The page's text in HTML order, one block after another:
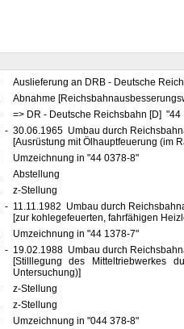
Auslieferung an DRB - Deutsche
Abnahme
=> DR - Deutsche Reichsbahn [D] "44
- 30.06.1965 Umbau durch
[Ausrüstung mit Ölhauptfeuerung (im
Umzeichnung in "44 0378-8"
Abstellung
z-Stellung
- 11.11.1982 Umbau durch
[zur kohlegefeuerten, fahrfähigen
Umzeichnung in "44 1378-7"
- 19.02.1988 Umbau durch
[Stilllegung des Mitteltriebwerkes
Untersuchung)]
z-Stellung
z-Stellung
Umzeichnung in "044 378-8"